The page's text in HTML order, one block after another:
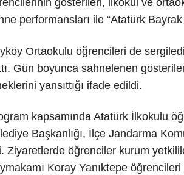
gösterileri, ilkokul ve
performansları ile “Atatürk
Ortaokulu öğrencileri de
Gün boyunca sahnelenen
yansıttığı ifade edildi.
kapsamında Atatürk İlkokulu
Başkanlığı, İlçe Jandarma
Ziyaretlerde öğrenciler kurum
Koray Yanıktepe